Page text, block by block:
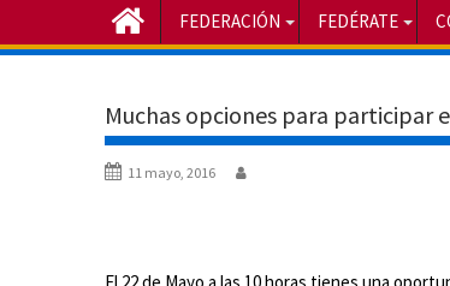
FEDERACIÓN FEDÉRATE
Muchas opciones para participar
11 mayo, 2016